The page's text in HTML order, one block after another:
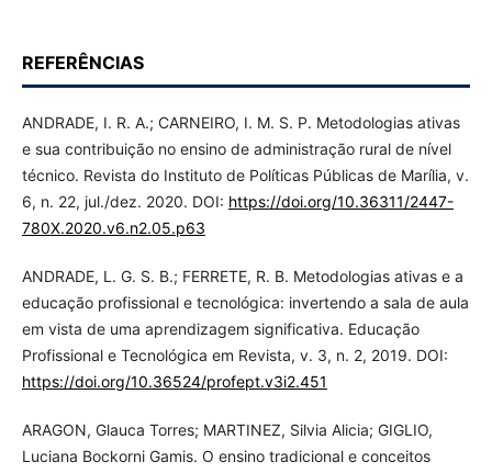
REFERÊNCIAS
ANDRADE, I. R. A.; CARNEIRO, I. M. S. P. Metodologias ativas
e sua contribuição no ensino de administração rural de nível
técnico. Revista do Instituto de Políticas Públicas de Marília, v.
6, n. 22, jul./dez. 2020. DOI: https://doi.org/10.36311/2447-
780X.2020.v6.n2.05.p63
ANDRADE, L. G. S. B.; FERRETE, R. B. Metodologias ativas e a
educação profissional e tecnológica: invertendo a sala de aula
em vista de uma aprendizagem significativa. Educação
Profissional e Tecnológica em Revista, v. 3, n. 2, 2019. DOI:
https://doi.org/10.36524/profept.v3i2.451
ARAGON, Glauca Torres; MARTINEZ, Silvia Alicia; GIGLIO,
Luciana Bockorni Gamis. O ensino tradicional e conceitos